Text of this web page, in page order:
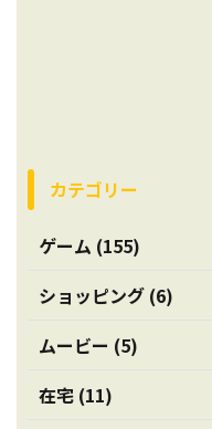
カテゴリー
ゲーム (155)
ショッピング (6)
ムービー (5)
在宅 (11)